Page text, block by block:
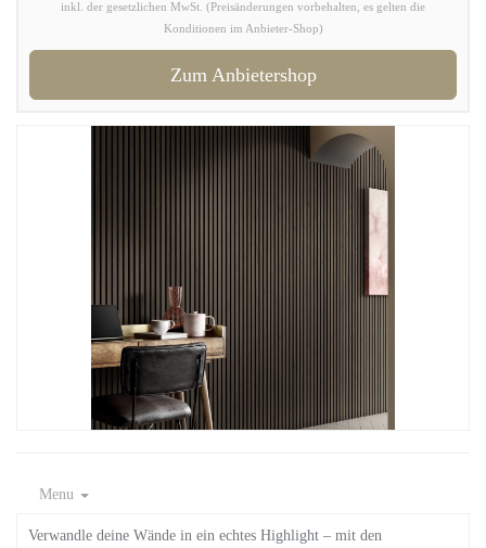
inkl. der gesetzlichen MwSt. (Preisänderungen vorbehalten, es gelten die
Konditionen im Anbieter-Shop)
Zum Anbietershop
Menu
Verwandle deine Wände in ein echtes Highlight – mit den